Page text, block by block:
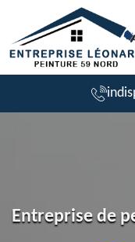
Entreprise de